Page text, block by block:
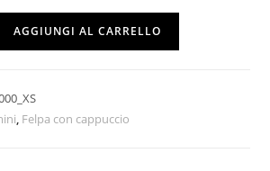
AGGIUNGI AL CARRELLO
, Felpa con cappuccio